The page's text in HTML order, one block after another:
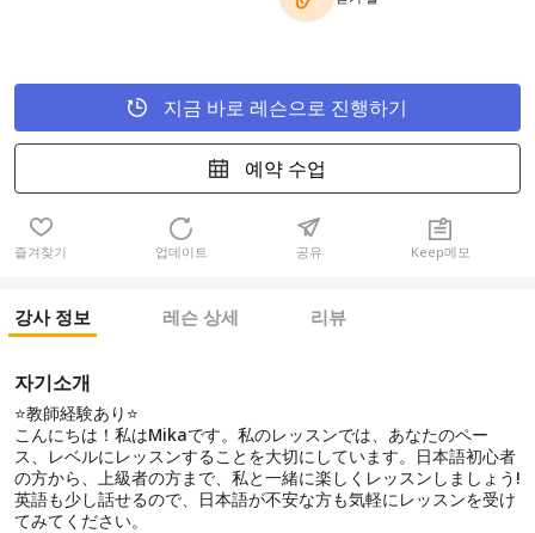
지금 바로 레슨으로 진행하기
예약 수업
즐겨찾기 업데이트 공유 Keep메모
강사 정보 레슨 상세 리뷰
자기소개
⭐️教師経験あり⭐️
こんにちは！私はMikaです。私のレッスンでは、あなたのペー
ス、レベルにレッスンすることを大切にしています。日本語初心者
の方から、上級者の方まで、私と一緒に楽しくレッスンしましょう!
英語も少し話せるので、日本語が不安な方も気軽にレッスンを受け
てみてください。